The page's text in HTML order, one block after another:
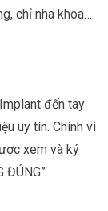
chỉ nha khoa…
đến tay
uy tín. Chính vì
xem và ký
ĐÚNG”.